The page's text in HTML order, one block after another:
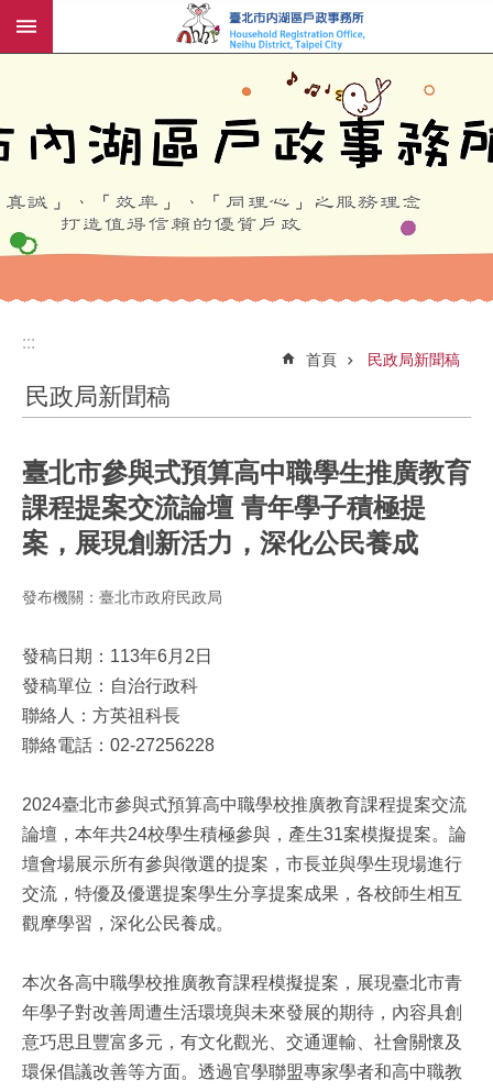
跳到主要內容區塊
:::
:::
首頁 民政局新聞稿
民政局新聞稿
臺北市參與式預算高中職學生推廣教育
課程提案交流論壇 青年學子積極提
案，展現創新活力，深化公民養成
發布機關：臺北市政府民政局
發稿日期：113年6月2日
發稿單位：自治行政科
聯絡人：方英祖科長
聯絡電話：02-27256228
2024臺北市參與式預算高中職學校推廣教育課程提案交流
論壇，本年共24校學生積極參與，產生31案模擬提案。論
壇會場展示所有參與徵選的提案，市長並與學生現場進行
交流，特優及優選提案學生分享提案成果，各校師生相互
觀摩學習，深化公民養成。
本次各高中職學校推廣教育課程模擬提案，展現臺北市青
年學子對改善周遭生活環境與未來發展的期待，內容具創
意巧思且豐富多元，有文化觀光、交通運輸、社會關懷及
環保倡議改善等方面。透過官學聯盟專家學者和高中職教